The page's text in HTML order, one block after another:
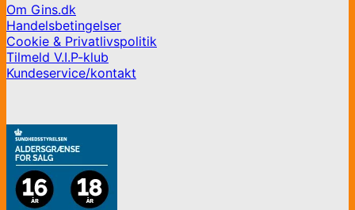
Om Gins.dk
Handelsbetingelser
Cookie & Privatlivspolitik
Tilmeld V.I.P-klub
Kundeservice/kontakt